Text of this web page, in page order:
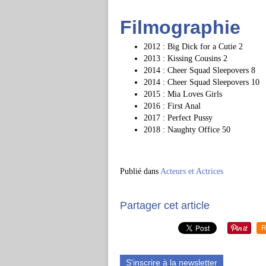
Filmographie
2012 : Big Dick for a Cutie 2
2013 : Kissing Cousins 2
2014 : Cheer Squad Sleepovers 8
2014 : Cheer Squad Sleepovers 10
2015 : Mia Loves Girls
2016 : First Anal
2017 : Perfect Pussy
2018 : Naughty Office 50
Publié dans Acteurs et Actrices
Partager cet article
S'inscrire à la newsletter